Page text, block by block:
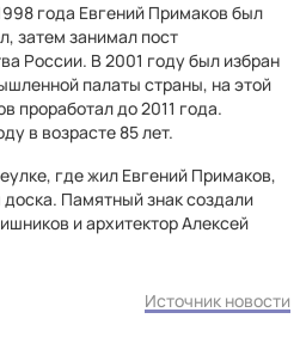
года Евгений Примаков был
затем занимал пост
России. В 2001 году был избран
палаты страны, на этой
проработал до 2011 года.
в возрасте 85 лет.
где жил Евгений Примаков,
Памятный знак создали
и архитектор Алексей
Источник новости